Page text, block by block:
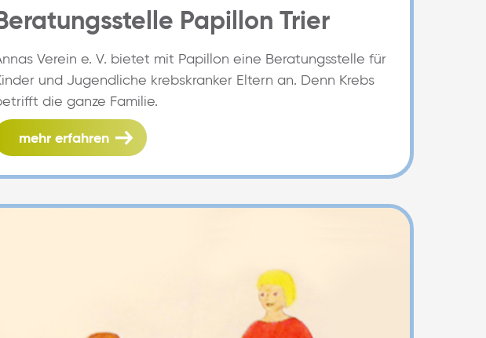
Papillon Trier
Verein e. V. bietet mit Papillon eine Beratungsstelle für
und Jugendliche krebskranker Eltern an. Denn Krebs
die ganze Familie.
mehr erfahren